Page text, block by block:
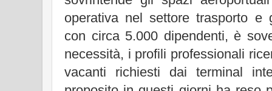
operativa nel settore trasporto e
con circa 5.000 dipendenti, è
necessità, i profili professionali
vacanti richiesti dai terminal